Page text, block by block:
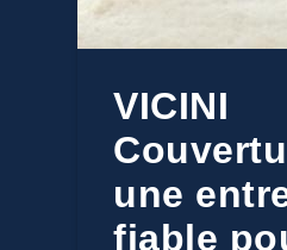
VICINI
une
fiable